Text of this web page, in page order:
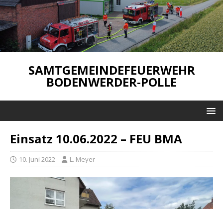
SAMTGEMEINDEFEUERWEHR
BODENWERDER-POLLE
Einsatz 10.06.2022 – FEU BMA
10. Juni 2022 L. Meyer